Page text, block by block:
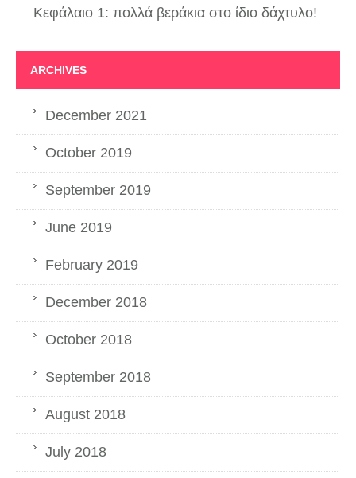
Κεφάλαιο 1: πολλά βεράκια στο ίδιο δάχτυλο!
ARCHIVES
December 2021
October 2019
September 2019
June 2019
February 2019
December 2018
October 2018
September 2018
August 2018
July 2018